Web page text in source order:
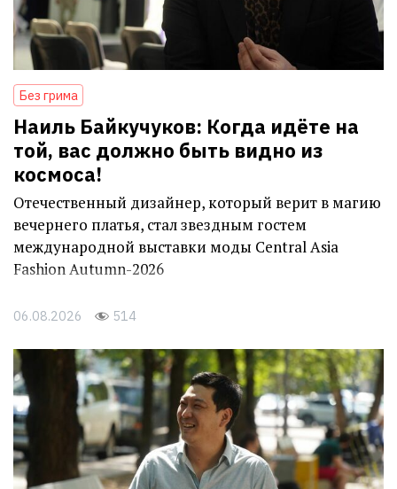
Без грима
Наиль Байкучуков: Когда идёте на
той, вас должно быть видно из
космоса!
Отечественный дизайнер, который верит в магию
вечернего платья, стал звездным гостем
международной выставки моды Central Asia
Fashion Autumn-2026
06.08.2026 514